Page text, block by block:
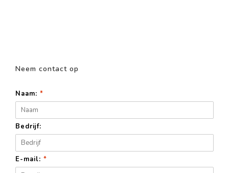
Neem contact op
Naam: *
Bedrijf:
E-mail: *